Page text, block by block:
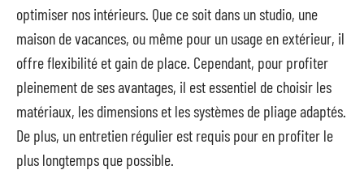
optimiser nos intérieurs. Que ce soit dans un studio, une
maison de vacances, ou même pour un usage en extérieur, il
offre flexibilité et gain de place. Cependant, pour profiter
pleinement de ses avantages, il est essentiel de choisir les
matériaux, les dimensions et les systèmes de pliage adaptés.
De plus, un entretien régulier est requis pour en profiter le
plus longtemps que possible.